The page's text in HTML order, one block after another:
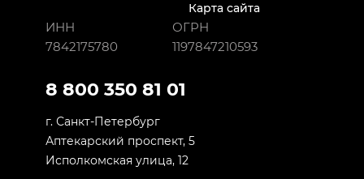
Карта сайта
ИНН
7842175780
ОГРН
1197847210593
8 800 350 81 01
г. Санкт-Петербург
Аптекарский проспект, 5
Исполкомская улица, 12